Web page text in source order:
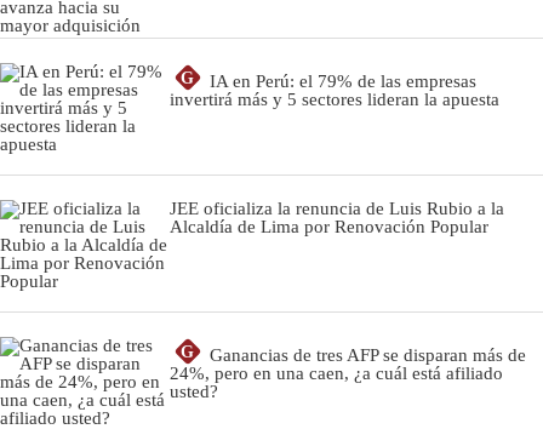
G
IA en Perú: el 79% de las empresas
invertirá más y 5 sectores lideran la apuesta
JEE oficializa la renuncia de Luis Rubio a la
Alcaldía de Lima por Renovación Popular
G
Ganancias de tres AFP se disparan más de
24%, pero en una caen, ¿a cuál está afiliado
usted?